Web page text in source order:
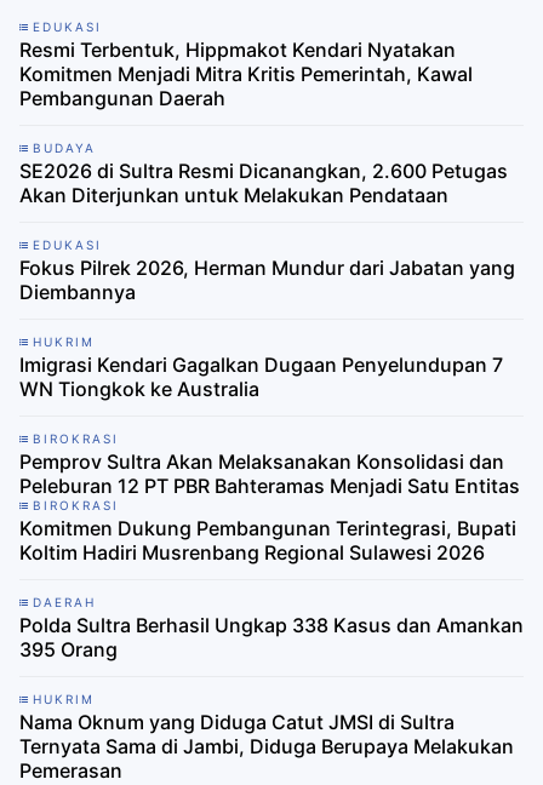
EDUKASI
Resmi Terbentuk, Hippmakot Kendari Nyatakan
Komitmen Menjadi Mitra Kritis Pemerintah, Kawal
Pembangunan Daerah
BUDAYA
SE2026 di Sultra Resmi Dicanangkan, 2.600 Petugas
Akan Diterjunkan untuk Melakukan Pendataan
EDUKASI
Fokus Pilrek 2026, Herman Mundur dari Jabatan yang
Diembannya
HUKRIM
Imigrasi Kendari Gagalkan Dugaan Penyelundupan 7
WN Tiongkok ke Australia
BIROKRASI
Pemprov Sultra Akan Melaksanakan Konsolidasi dan
Peleburan 12 PT PBR Bahteramas Menjadi Satu Entitas
BIROKRASI
Komitmen Dukung Pembangunan Terintegrasi, Bupati
Koltim Hadiri Musrenbang Regional Sulawesi 2026
DAERAH
Polda Sultra Berhasil Ungkap 338 Kasus dan Amankan
395 Orang
HUKRIM
Nama Oknum yang Diduga Catut JMSI di Sultra
Ternyata Sama di Jambi, Diduga Berupaya Melakukan
Pemerasan